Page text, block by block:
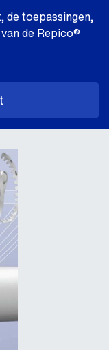
de toepassingen,
de Repico®